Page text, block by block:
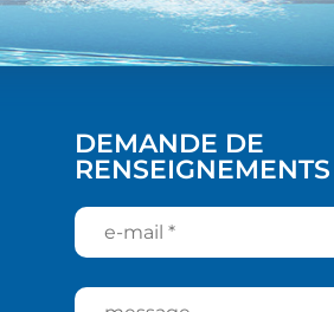
DEMANDE DE
RENSEIGNEMENTS